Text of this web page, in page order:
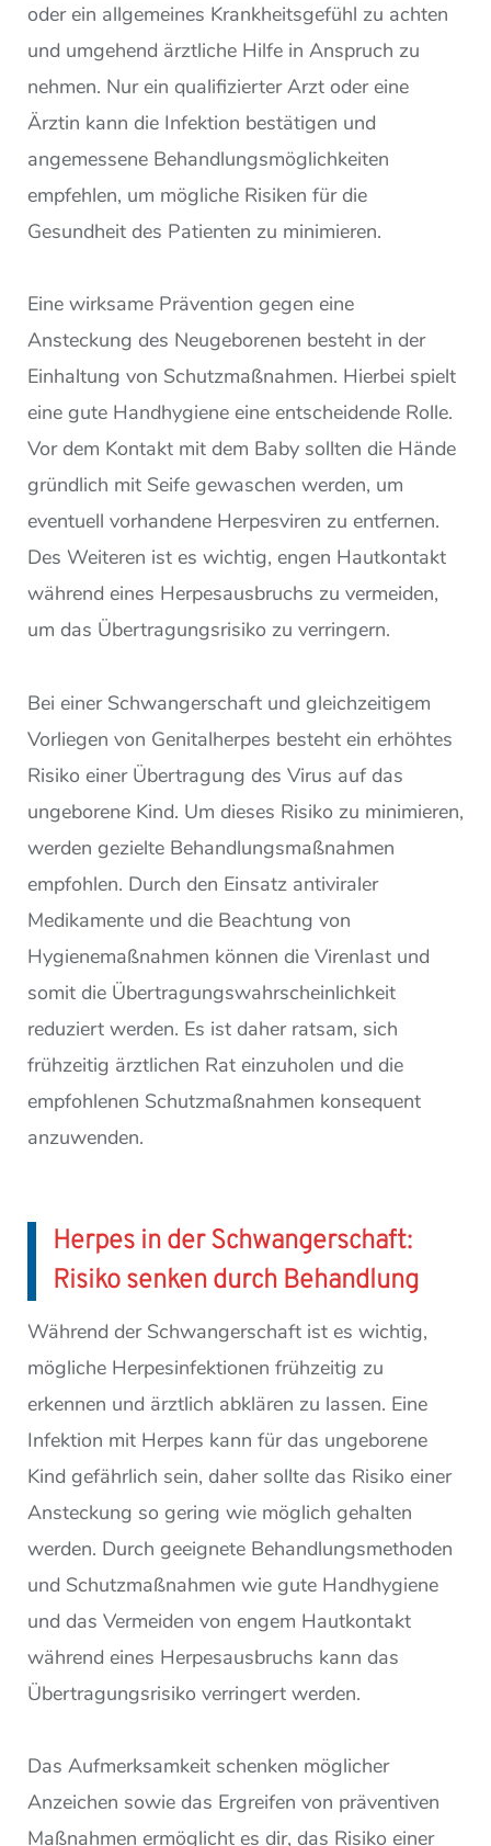
oder ein allgemeines Krankheitsgefühl zu achten
und umgehend ärztliche Hilfe in Anspruch zu
nehmen. Nur ein qualifizierter Arzt oder eine
Ärztin kann die Infektion bestätigen und
angemessene Behandlungsmöglichkeiten
empfehlen, um mögliche Risiken für die
Gesundheit des Patienten zu minimieren.
Eine wirksame Prävention gegen eine
Ansteckung des Neugeborenen besteht in der
Einhaltung von Schutzmaßnahmen. Hierbei spielt
eine gute Handhygiene eine entscheidende Rolle.
Vor dem Kontakt mit dem Baby sollten die Hände
gründlich mit Seife gewaschen werden, um
eventuell vorhandene Herpesviren zu entfernen.
Des Weiteren ist es wichtig, engen Hautkontakt
während eines Herpesausbruchs zu vermeiden,
um das Übertragungsrisiko zu verringern.
Bei einer Schwangerschaft und gleichzeitigem
Vorliegen von Genitalherpes besteht ein erhöhtes
Risiko einer Übertragung des Virus auf das
ungeborene Kind. Um dieses Risiko zu minimieren,
werden gezielte Behandlungsmaßnahmen
empfohlen. Durch den Einsatz antiviraler
Medikamente und die Beachtung von
Hygienemaßnahmen können die Virenlast und
somit die Übertragungswahrscheinlichkeit
reduziert werden. Es ist daher ratsam, sich
frühzeitig ärztlichen Rat einzuholen und die
empfohlenen Schutzmaßnahmen konsequent
anzuwenden.
Herpes in der Schwangerschaft:
Risiko senken durch Behandlung
Während der Schwangerschaft ist es wichtig,
mögliche Herpesinfektionen frühzeitig zu
erkennen und ärztlich abklären zu lassen. Eine
Infektion mit Herpes kann für das ungeborene
Kind gefährlich sein, daher sollte das Risiko einer
Ansteckung so gering wie möglich gehalten
werden. Durch geeignete Behandlungsmethoden
und Schutzmaßnahmen wie gute Handhygiene
und das Vermeiden von engem Hautkontakt
während eines Herpesausbruchs kann das
Übertragungsrisiko verringert werden.
Das Aufmerksamkeit schenken möglicher
Anzeichen sowie das Ergreifen von präventiven
Maßnahmen ermöglicht es dir, das Risiko einer